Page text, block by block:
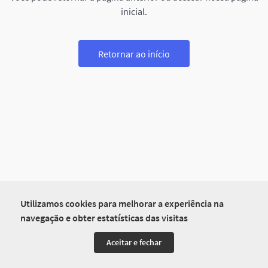
Utilizamos cookies para melhorar a experiência na
navegação e obter estatísticas das visitas
Aceitar e fechar
inicial.
Retornar ao início